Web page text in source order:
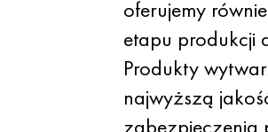
oferujemy
etapu produkcji
Produkty
najwyższą
zabezpieczenia